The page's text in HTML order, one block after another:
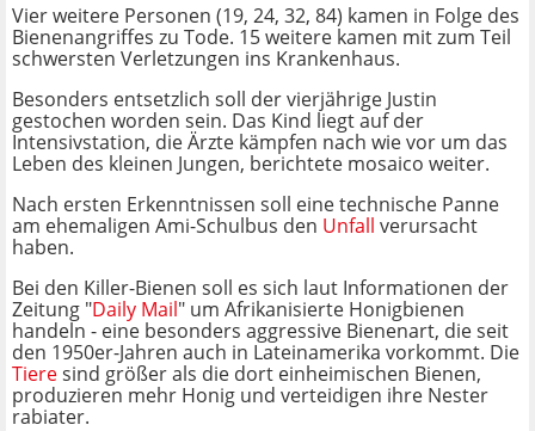
Vier weitere Personen (19, 24, 32, 84) kamen in Folge des
Bienenangriffes zu Tode. 15 weitere kamen mit zum Teil
schwersten Verletzungen ins Krankenhaus.
Besonders entsetzlich soll der vierjährige Justin
gestochen worden sein. Das Kind liegt auf der
Intensivstation, die Ärzte kämpfen nach wie vor um das
Leben des kleinen Jungen, berichtete mosaico weiter.
Nach ersten Erkenntnissen soll eine technische Panne
am ehemaligen Ami-Schulbus den Unfall verursacht
haben.
Bei den Killer-Bienen soll es sich laut Informationen der
Zeitung "Daily Mail" um Afrikanisierte Honigbienen
handeln - eine besonders aggressive Bienenart, die seit
den 1950er-Jahren auch in Lateinamerika vorkommt. Die
Tieresind größer als die dort einheimischen Bienen,
produzieren mehr Honig und verteidigen ihre Nester
rabiater.